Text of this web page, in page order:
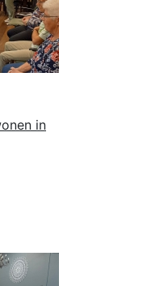
in